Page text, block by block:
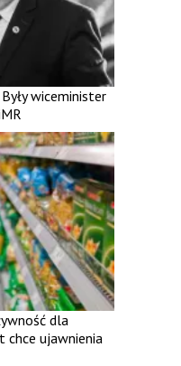
wiceminister
dla
chce ujawnienia